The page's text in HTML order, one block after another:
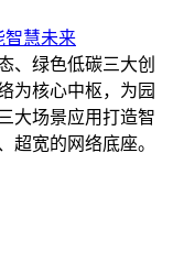
智慧未来
、绿色低碳三大创
为核心中枢，为园
大场景应用打造智
超宽的网络底座。